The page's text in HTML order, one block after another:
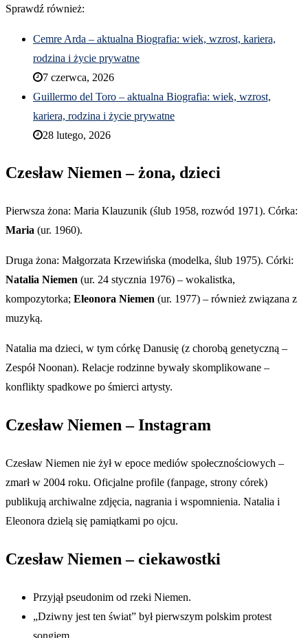
Sprawdź również:
Cemre Arda – aktualna Biografia: wiek, wzrost, kariera,
rodzina i życie prywatne
7 czerwca, 2026
Guillermo del Toro – aktualna Biografia: wiek, wzrost,
kariera, rodzina i życie prywatne
28 lutego, 2026
Czesław Niemen – żona, dzieci
Pierwsza żona: Maria Klauzunik (ślub 1958, rozwód 1971). Córka:
Maria (ur. 1960).
Druga żona: Małgorzata Krzewińska (modelka, ślub 1975). Córki:
Natalia Niemen (ur. 24 stycznia 1976) – wokalistka,
kompozytorka; Eleonora Niemen (ur. 1977) – również związana z
muzyką.
Natalia ma dzieci, w tym córkę Danusię (z chorobą genetyczną –
Zespół Noonan). Relacje rodzinne bywały skomplikowane –
konflikty spadkowe po śmierci artysty.
Czesław Niemen – Instagram
Czesław Niemen nie żył w epoce mediów społecznościowych –
zmarł w 2004 roku. Oficjalne profile (fanpage, strony córek)
publikują archiwalne zdjęcia, nagrania i wspomnienia. Natalia i
Eleonora dzielą się pamiątkami po ojcu.
Czesław Niemen – ciekawostki
Przyjął pseudonim od rzeki Niemen.
„Dziwny jest ten świat” był pierwszym polskim protest
songiem.